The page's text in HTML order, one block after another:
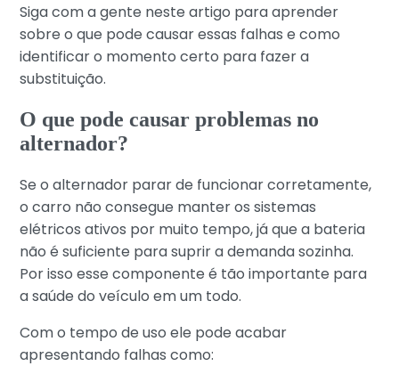
Siga com a gente neste artigo para aprender
sobre o que pode causar essas falhas e como
identificar o momento certo para fazer a
substituição.
O que pode causar problemas no
alternador?
Se o alternador parar de funcionar corretamente,
o carro não consegue manter os sistemas
elétricos ativos por muito tempo, já que a bateria
não é suficiente para suprir a demanda sozinha.
Por isso esse componente é tão importante para
a saúde do veículo em um todo.
Com o tempo de uso ele pode acabar
apresentando falhas como: